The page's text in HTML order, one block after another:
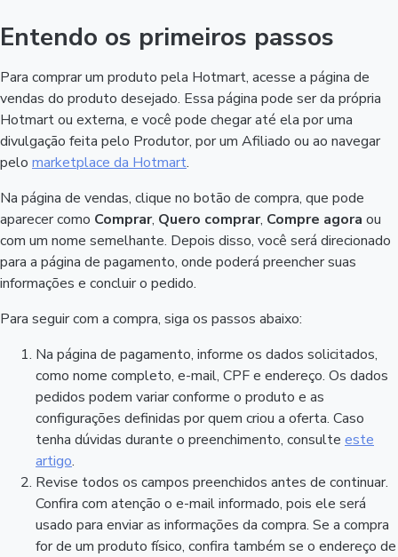
Entendo os primeiros passos
Para comprar um produto pela Hotmart, acesse a página de
vendas do produto desejado. Essa página pode ser da própria
Hotmart ou externa, e você pode chegar até ela por uma
divulgação feita pelo Produtor, por um Afiliado ou ao navegar
pelo marketplace da Hotmart.
Na página de vendas, clique no botão de compra, que pode
aparecer como Comprar, Quero comprar, Compre agora ou
com um nome semelhante. Depois disso, você será direcionado
para a página de pagamento, onde poderá preencher suas
informações e concluir o pedido.
Para seguir com a compra, siga os passos abaixo:
Na página de pagamento, informe os dados solicitados,
como nome completo, e-mail, CPF e endereço. Os dados
pedidos podem variar conforme o produto e as
configurações definidas por quem criou a oferta. Caso
tenha dúvidas durante o preenchimento, consulte este
artigo.
Revise todos os campos preenchidos antes de continuar.
Confira com atenção o e-mail informado, pois ele será
usado para enviar as informações da compra. Se a compra
for de um produto físico, confira também se o endereço de